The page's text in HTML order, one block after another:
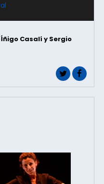
Casalí y Sergio